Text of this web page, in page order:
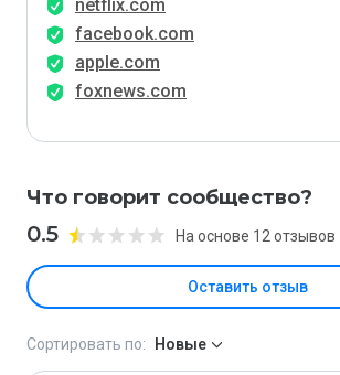
netflix.com
facebook.com
apple.com
foxnews.com
Что говорит сообщество?
0.5 На основе 12 отзывов
Оставить отзыв
Сортировать по: Новые